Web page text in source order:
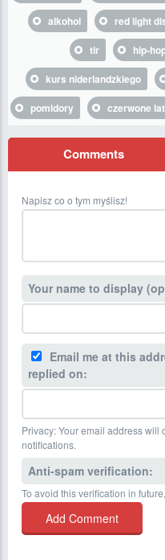
alkohol
red light
tir
hip-
kurs niderlandzkiego
pomidory
czerwone
Comments
Napisz co o tym myślisz!
Your name to display
Email me at this
replied on:
Privacy: Your email address will
notifications.
Anti-spam verification:
To avoid this verification in